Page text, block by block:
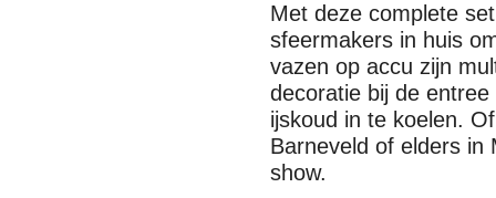
Met deze complete
sfeermakers in huis
vazen op accu zijn
decoratie bij de
ijskoud in te koelen.
Barneveld of elders in
show.